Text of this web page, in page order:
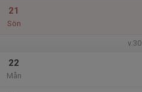
21
Sön
v.30
22
Mån